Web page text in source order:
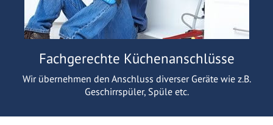
Fachgerechte Küchenanschlüsse
Wir übernehmen den Anschluss diverser Geräte wie z.B.
Geschirrspüler, Spüle etc.